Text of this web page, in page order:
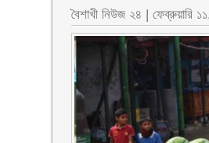
বৈশাখী নিউজ ২৪ |ফেব্রুয়ারি